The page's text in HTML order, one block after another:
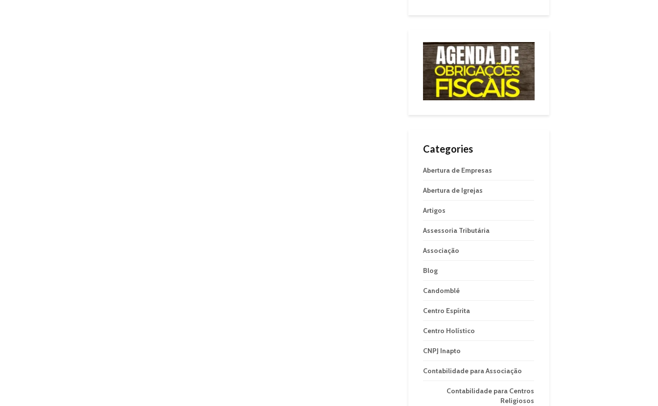
Categories
Abertura de Empresas
Abertura de Igrejas
Artigos
Assessoria Tributária
Associação
Blog
Candomblé
Centro Espírita
Centro Holístico
CNPJ Inapto
Contabilidade para Associação
Contabilidade para Centros
Religiosos